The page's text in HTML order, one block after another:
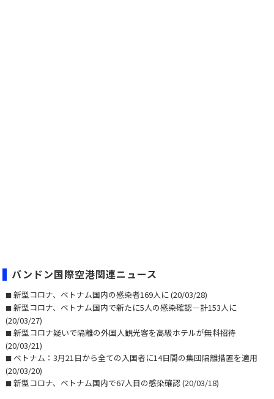
バンドン国際空港関連ニュース
■ 新型コロナ、ベトナム国内の感染者169人に(20/03/28)
■ 新型コロナ、ベトナム国内で新たに5人の感染確認―計153人に
(20/03/27)
■ 新型コロナ疑いで隔離の外国人観光客を高級ホテルが無料招待
(20/03/21)
■ ベトナム：3月21日から全ての入国者に14日間の集団隔離措置を適用
(20/03/20)
■ 新型コロナ、ベトナム国内で67人目の感染確認(20/03/18)